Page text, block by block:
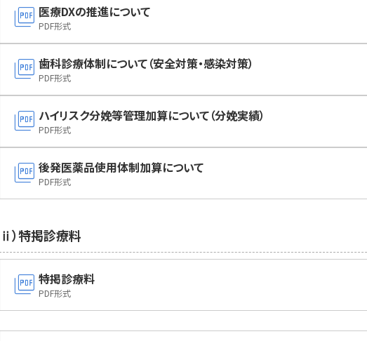
picture_as_pdf 医療DXの推進について
PDF形式
picture_as_pdf 歯科診療体制について（安全対策・感染対策）
PDF形式
picture_as_pdf ハイリスク分娩等管理加算について（分娩実績）
PDF形式
picture_as_pdf 後発医薬品使用体制加算について
PDF形式
ⅱ）特掲診療料
picture_as_pdf 特掲診療料
PDF形式